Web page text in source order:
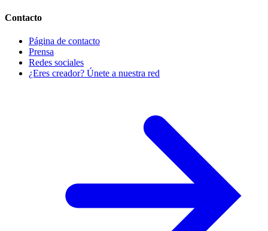
Contacto
Página de contacto
Prensa
Redes sociales
¿Eres creador? Únete a nuestra red